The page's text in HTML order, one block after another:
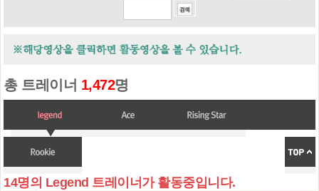
총 트레이너 1,472명
14명의 Legend 트레이너가 활동중입니다.